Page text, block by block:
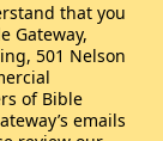
that you
Gateway,
501 Nelson
of Bible
emails